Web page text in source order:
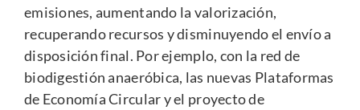
emisiones, aumentando la valorización,
recuperando recursos y disminuyendo el envío a
disposición final. Por ejemplo, con la red de
biodigestión anaeróbica, las nuevas Plataformas
de Economía Circular y el proyecto de